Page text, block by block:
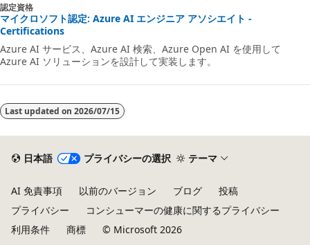
認定資格
マイクロソフト認定: Azure AI エンジニア アソシエイト -
Certifications
Azure AI サービス、Azure AI 検索、Azure Open AI を使用して
Azure AI ソリューションを設計して実装します。
Last updated on 2026/07/15
日本語 プライバシーの選択 テーマ
AI 免責事項 以前のバージョン ブログ
投稿
プライバシー
コンシューマーの健康に関するプライバシー
利用条件
商標 © Microsoft 2026